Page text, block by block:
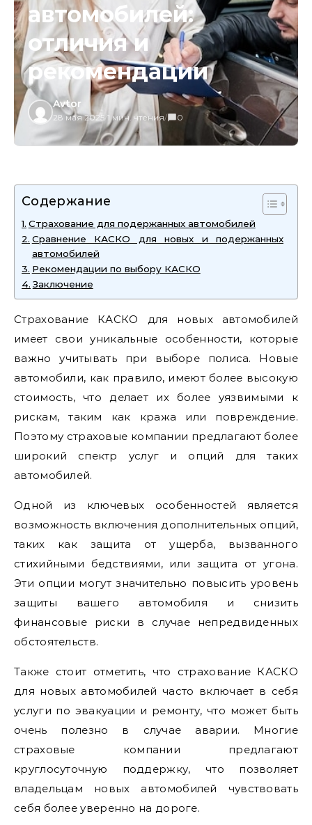
автомобилей:
отличия и
рекомендации
Avtor
28 мая 2025/1 мин. чтения/ 0
Содержание
Страхование для подержанных автомобилей
Сравнение КАСКО для новых и подержанных
автомобилей
Рекомендации по выбору КАСКО
Заключение
Страхование КАСКО для новых автомобилей
имеет свои уникальные особенности, которые
важно учитывать при выборе полиса. Новые
автомобили, как правило, имеют более высокую
стоимость, что делает их более уязвимыми к
рискам, таким как кража или повреждение.
Поэтому страховые компании предлагают более
широкий спектр услуг и опций для таких
автомобилей.
Одной из ключевых особенностей является
возможность включения дополнительных опций,
таких как защита от ущерба, вызванного
стихийными бедствиями, или защита от угона.
Эти опции могут значительно повысить уровень
защиты вашего автомобиля и снизить
финансовые риски в случае непредвиденных
обстоятельств.
Также стоит отметить, что страхование КАСКО
для новых автомобилей часто включает в себя
услуги по эвакуации и ремонту, что может быть
очень полезно в случае аварии. Многие
страховые компании предлагают
круглосуточную поддержку, что позволяет
владельцам новых автомобилей чувствовать
себя более уверенно на дороге.